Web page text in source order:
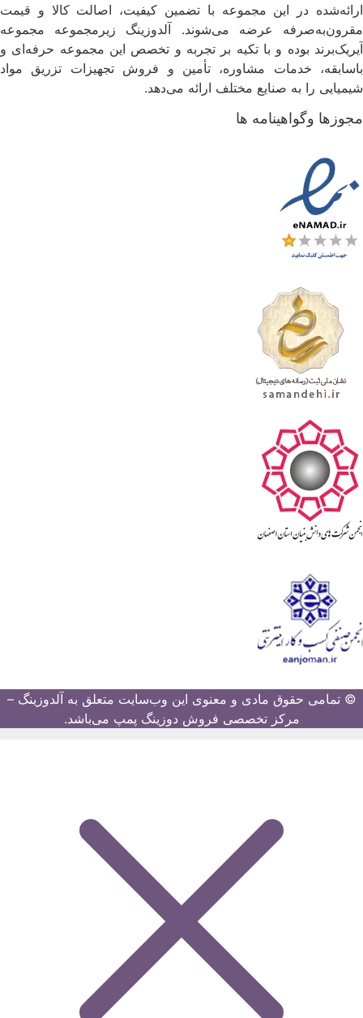
ارائه‌شده در این مجموعه با تضمین کیفیت، اصالت کالا و قیمت
مقرون‌به‌صرفه عرضه می‌شوند. آلدوزینگ زیرمجموعه مجموعه
آیریک‌برند بوده و با تکیه بر تجربه و تخصص این مجموعه حرفه‌ای و
باسابقه، خدمات مشاوره، تأمین و فروش تجهیزات تزریق مواد
شیمیایی را به صنایع مختلف ارائه می‌دهد.
مجوزها وگواهینامه ها
© تمامی حقوق مادی و معنوی این وب‌سایت متعلق به آلدوزینگ –
مرکز تخصصی فروش دوزینگ پمپ می‌باشد.